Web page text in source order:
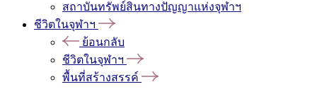
สถาบันทรัพย์สินทางปัญญาแห่งจุฬาฯ
ชีวิตในจุฬาฯ
ย้อนกลับ
ชีวิตในจุฬาฯ
พื้นที่สร้างสรรค์